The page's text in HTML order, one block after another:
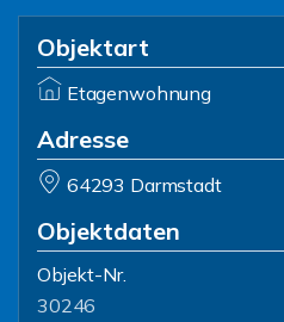
Objektart
Etagenwohnung
Adresse
64293 Darmstadt
Objektdaten
Objekt-Nr.
30246